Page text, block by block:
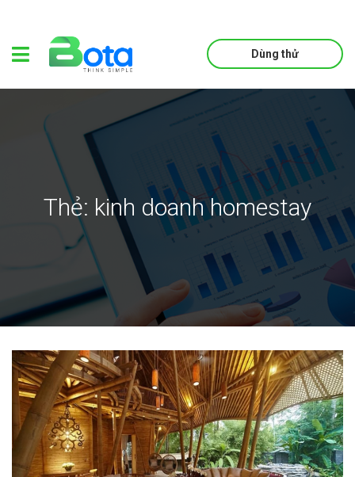
Dùng thử
Thẻ: kinh doanh homestay